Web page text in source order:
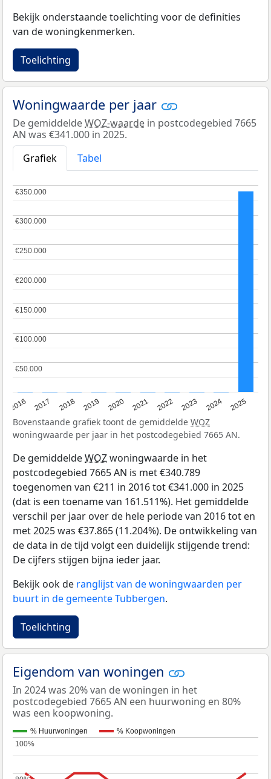
Bekijk onderstaande toelichting voor de definities
van de woningkenmerken.
Toelichting
Woningwaarde per jaar
De gemiddeldeWOZ-waarde in postcodegebied 7665
AN was €341.000 in 2025.
Grafiek
Tabel
2016 2017 2018 2019 2020 2021 2022 2023 2024 2025
€50.000
€50.000
€100.000
€100.000
€150.000
€150.000
€200.000
€200.000
€250.000
€250.000
€300.000
€300.000
€350.000
€350.000
Bovenstaande grafiek toont de gemiddelde WOZ
woningwaarde per jaar in het postcodegebied 7665 AN.
De gemiddeldeWOZwoningwaarde in het
postcodegebied 7665 AN is met €340.789
toegenomen van €211 in 2016 tot €341.000 in 2025
(dat is een toename van 161.511%). Het gemiddelde
verschil per jaar over de hele periode van 2016 tot en
met 2025 was €37.865 (11.204%). De ontwikkeling van
de data in de tijd volgt een duidelijk stijgende trend:
De cijfers stijgen bijna ieder jaar.
Bekijk ook de ranglijst van de woningwaarden per
buurt in de gemeente Tubbergen.
Toelichting
Eigendom van woningen
In 2024 was 20% van de woningen in het
postcodegebied 7665 AN een huurwoning en 80%
was een koopwoning.
% Huurwoningen % Koopwoningen
100%
100%